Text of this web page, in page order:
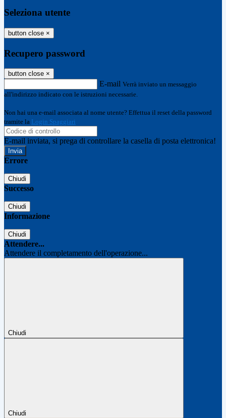
Seleziona utente
button close ×
Recupero password
button close ×
E-mail Verrà inviato un messaggio
all'indirizzo indicato con le istruzioni necessarie.
Non hai una e-mail associata al nome utente? Effettua il reset della password
tramite la Login Spaggiari
E-mail inviata, si prega di controllare la casella di posta elettronica!
Errore
Chiudi
Successo
Chiudi
Informazione
Chiudi
Attendere...
Attendere il completamento dell'operazione...
Chiudi
Chiudi